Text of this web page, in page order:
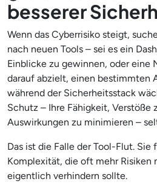
besserer
Wenn das Cyberrisiko steigt,
nach neuen Tools – sei es ein
Einblicke zu gewinnen, oder eine
darauf abzielt, einen bestimmten
während der Sicherheitsstack
Schutz – Ihre Fähigkeit, Verstöße
Auswirkungen zu minimieren –
Das ist die Falle der Tool-Flut. Sie
Komplexität, die oft mehr Risiken
eigentlich verhindern sollte.